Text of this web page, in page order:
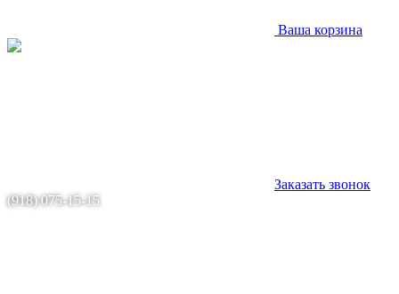
Ваша корзина
Заказать звонок
(918) 075-15-15